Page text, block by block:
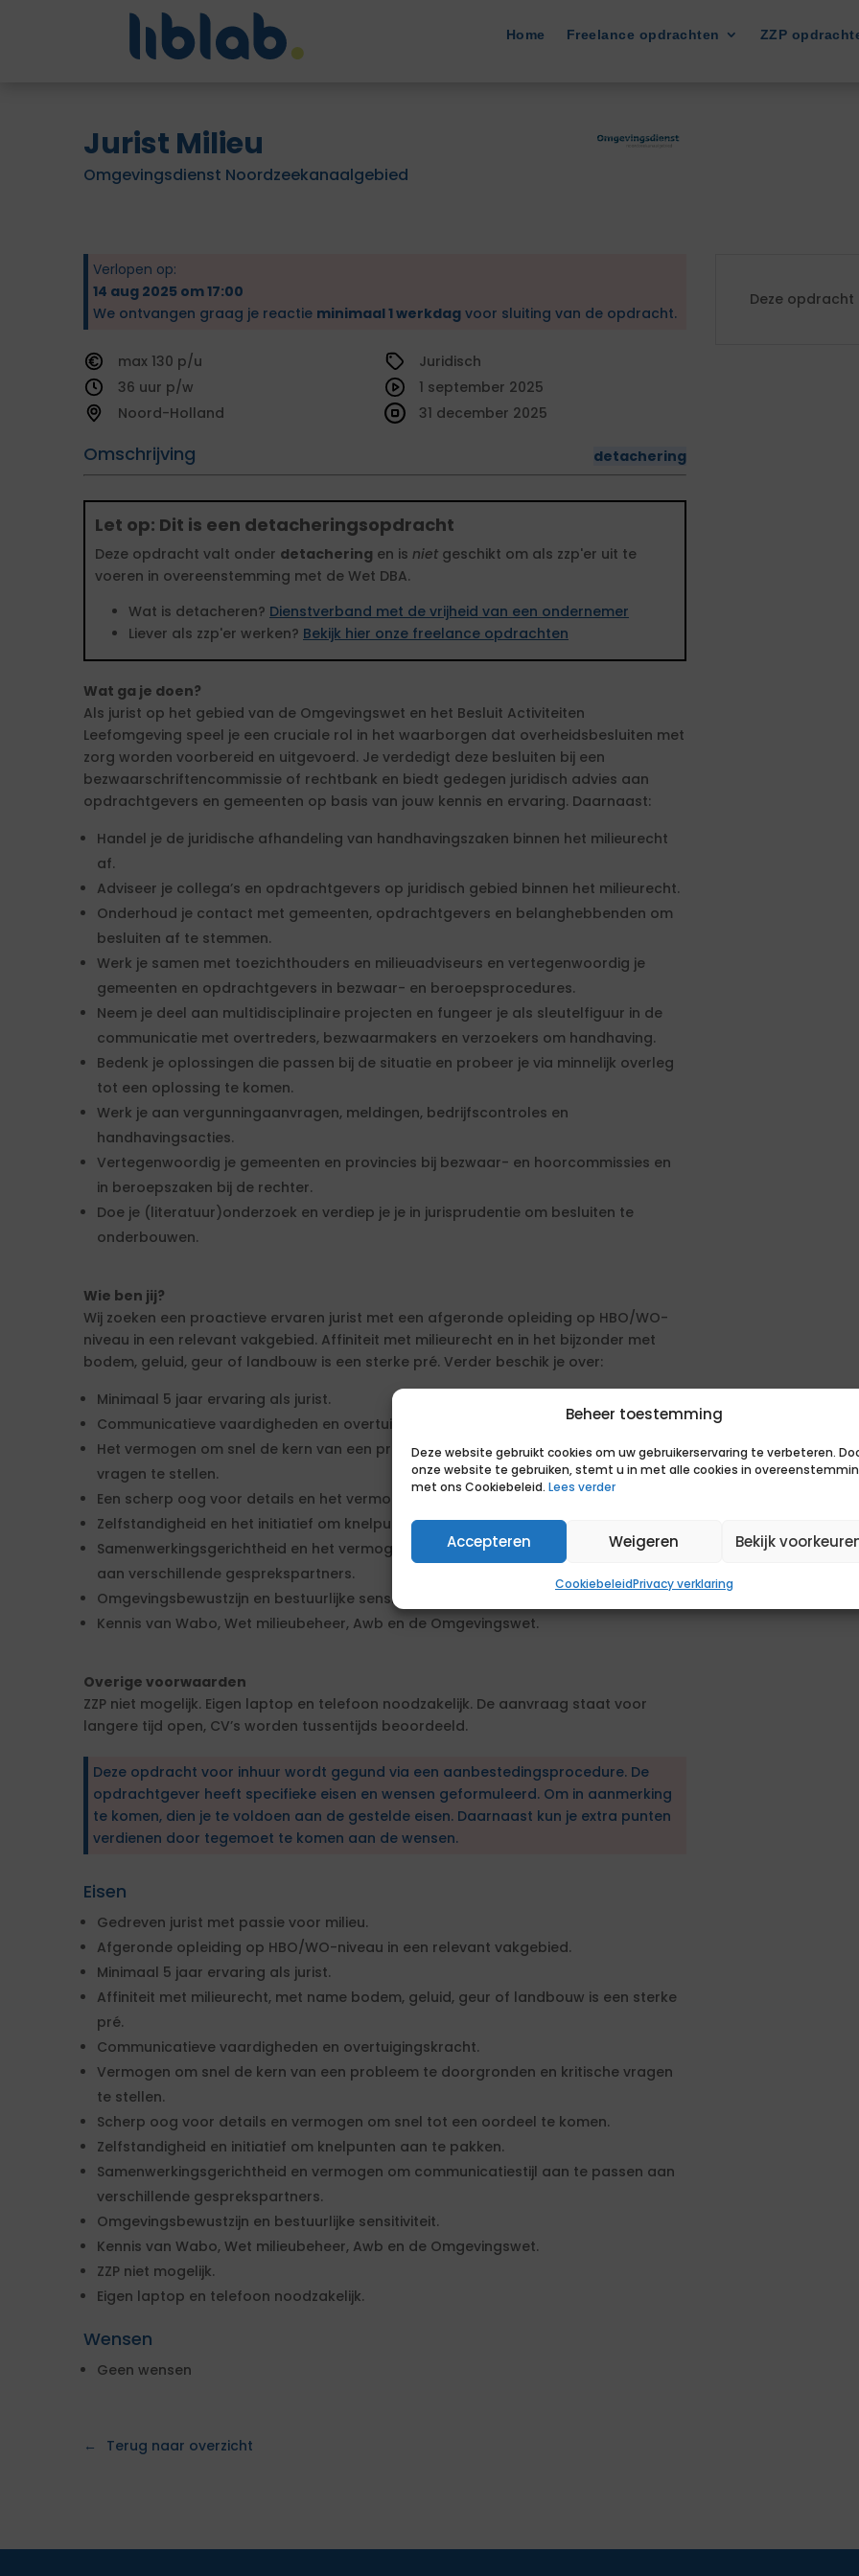
Beheer toestemming
Deze website gebruikt cookies om uw gebruikerservaring te verbeteren.
onze website te gebruiken, stemt u in met alle cookies in
met ons Cookiebeleid. Lees verder
Accepteren Weigeren Bekijk
CookiebeleidPrivacy verklaring
Home Freelance opdrachten ZZP
Jurist Milieu
Omgevingsdienst Noordzeekanaalgebied
Verlopen op:
14 aug 2025 om 17:00
We ontvangen graag je reactie minimaal 1 werkdag voor sluiting van de opdracht.
130
36
Noord-Holland
Juridisch
Omschrijving detachering
1 september 2025
31 december 2025
Let op: Dit is een detacheringsopdracht
Deze opdracht valt onder detachering en is niet geschikt om als zzp'er uit te
voeren in overeenstemming met de Wet DBA.
Wat is detacheren? Dienstverband met de vrijheid van een ondernemer
Liever als zzp'er werken? Bekijk hier onze freelance opdrachten
Wat ga je doen?
Als jurist op het gebied van de Omgevingswet en het Besluit Activiteiten
Leefomgeving speel je een cruciale rol in het waarborgen dat overheidsbesluiten met
zorg worden voorbereid en uitgevoerd. Je verdedigt deze besluiten bij een
bezwaarschriftencommissie of rechtbank en biedt gedegen juridisch advies aan
opdrachtgevers en gemeenten op basis van jouw kennis en ervaring. Daarnaast:
Handel je de juridische afhandeling van handhavingszaken binnen het milieurecht
af.
Adviseer je collega’s en opdrachtgevers op juridisch gebied binnen het milieurecht.
Onderhoud je contact met gemeenten, opdrachtgevers en belanghebbenden om
besluiten af te stemmen.
Werk je samen met toezichthouders en milieuadviseurs en vertegenwoordig je
gemeenten en opdrachtgevers in bezwaar- en beroepsprocedures.
Neem je deel aan multidisciplinaire projecten en fungeer je als sleutelfiguur in de
communicatie met overtreders, bezwaarmakers en verzoekers om handhaving.
Bedenk je oplossingen die passen bij de situatie en probeer je via minnelijk overleg
tot een oplossing te komen.
Werk je aan vergunningaanvragen, meldingen, bedrijfscontroles en
handhavingsacties.
Vertegenwoordig je gemeenten en provincies bij bezwaar- en hoorcommissies en
in beroepszaken bij de rechter.
Doe je (literatuur)onderzoek en verdiep je je in jurisprudentie om besluiten te
onderbouwen.
Wie ben jij?
Wij zoeken een proactieve ervaren jurist met een afgeronde opleiding op HBO/WO-
niveau in een relevant vakgebied. Affiniteit met milieurecht en in het bijzonder met
bodem, geluid, geur of landbouw is een sterke pré. Verder beschik je over:
Minimaal 5 jaar ervaring als jurist.
Communicatieve vaardigheden en overtuigingskracht.
Het vermogen om snel de kern van een probleem te doorgronden en kritische
vragen te stellen.
Een scherp oog voor details en het vermogen om snel tot een oordeel te komen.
Zelfstandigheid en het initiatief om knelpunten aan te pakken.
Samenwerkingsgerichtheid en het vermogen om je communicatiestijl aan te passen
aan verschillende gesprekspartners.
Omgevingsbewustzijn en bestuurlijke sensitiviteit.
Kennis van Wabo, Wet milieubeheer, Awb en de Omgevingswet.
Overige voorwaarden
ZZP niet mogelijk. Eigen laptop en telefoon noodzakelijk. De aanvraag staat voor
langere tijd open, CV’s worden tussentijds beoordeeld.
Deze opdracht voor inhuur wordt gegund via een aanbestedingsprocedure. De
opdrachtgever heeft specifieke eisen en wensen geformuleerd. Om in aanmerking
te komen, dien je te voldoen aan de gestelde eisen. Daarnaast kun je extra punten
verdienen door tegemoet te komen aan de wensen.
Eisen
Gedreven jurist met passie voor milieu.
Afgeronde opleiding op HBO/WO-niveau in een relevant vakgebied.
Minimaal 5 jaar ervaring als jurist.
Affiniteit met milieurecht, met name bodem, geluid, geur of landbouw is een sterke
pré.
Communicatieve vaardigheden en overtuigingskracht.
Vermogen om snel de kern van een probleem te doorgronden en kritische vragen
te stellen.
Scherp oog voor details en vermogen om snel tot een oordeel te komen.
Zelfstandigheid en initiatief om knelpunten aan te pakken.
Samenwerkingsgerichtheid en vermogen om communicatiestijl aan te passen aan
verschillende gesprekspartners.
Omgevingsbewustzijn en bestuurlijke sensitiviteit.
Kennis van Wabo, Wet milieubeheer, Awb en de Omgevingswet.
ZZP niet mogelijk.
Eigen laptop en telefoon noodzakelijk.
Wensen
Geen wensen
Deze opdracht
Terug naar overzicht